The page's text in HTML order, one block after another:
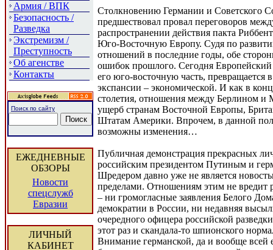
Армия / ВПК
Безопасность /
Разведка
Экстремизм /
Преступность
Об агенстве
Контакты
Поиск по сайту
ЕЖЕДНЕВНЫЕ
ОБЗОРЫ
Новости
спецслужб
Евразии
ЛИЧНЫЙ
КАБИНЕТ
Столкновению Германии и Советского
предшествовал провал переговоров
распространении действия пакта
Юго-Восточную Европу. Судя по
отношений в последние годы, обе
ошибок прошлого. Сегодня Европейский
его юго-восточную часть, превращается
экспансии – экономической. И как в
столетия, отношения между Берлином и
ущерб странам Восточной Европы,
Штатам Америки. Впрочем, в данной
возможны изменения…
Публичная демонстрация прекрасных
российским президентом Путиным и
Шредером давно уже не является
пределами. Отношениям этим не вредит
– ни громогласные заявления Белого
демократии в России, ни недавняя
очередного офицера российской
этот раз и скандала-то шпионского
Внимание германской, да и вообще всей